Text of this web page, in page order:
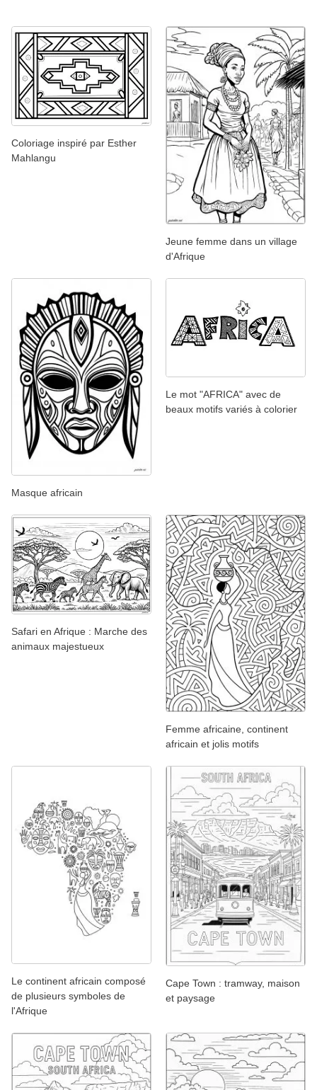
Coloriage inspiré par Esther
Mahlangu
Jeune femme dans un village
d'Afrique
Masque africain
Le mot "AFRICA" avec de
beaux motifs variés à colorier
Safari en Afrique : Marche des
animaux majestueux
Femme africaine, continent
africain et jolis motifs
Le continent africain composé
de plusieurs symboles de
l'Afrique
Cape Town : tramway, maison
et paysage